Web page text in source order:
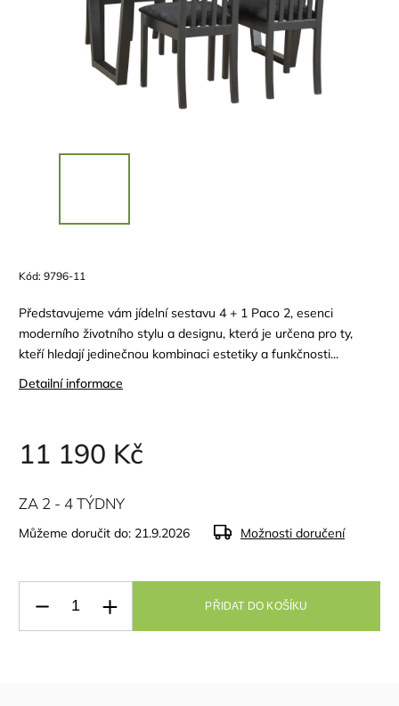
Kód: 9796-11
Představujeme vám jídelní sestavu 4 + 1 Paco 2, esenci
moderního životního stylu a designu, která je určena pro ty,
kteří hledají jedinečnou kombinaci estetiky a funkčnosti...
Detailní informace
11 190 Kč
ZA 2 - 4 TÝDNY
Můžeme doručit do: 21.9.2026 Možnosti doručení
PŘIDAT DO KOŠÍKU